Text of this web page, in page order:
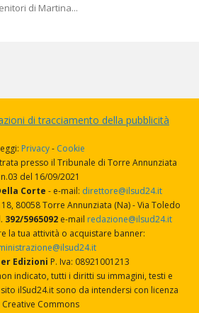
di Martina...
di tracciamento della pubblicità
Privacy- Cookie
presso il Tribunale di Torre Annunziata
n.03 del 16/09/2021
Corte - e-mail: direttore@ilsud24.it
80058 Torre Annunziata (Na) - Via Toledo
392/5965092 e-mail redazione@ilsud24.it
la tua attività o acquistare banner:
Edizioni P. Iva: 08921001213
indicato, tutti i diritti su immagini, testi e
ilSud24.it sono da intendersi con licenza
Creative Commons